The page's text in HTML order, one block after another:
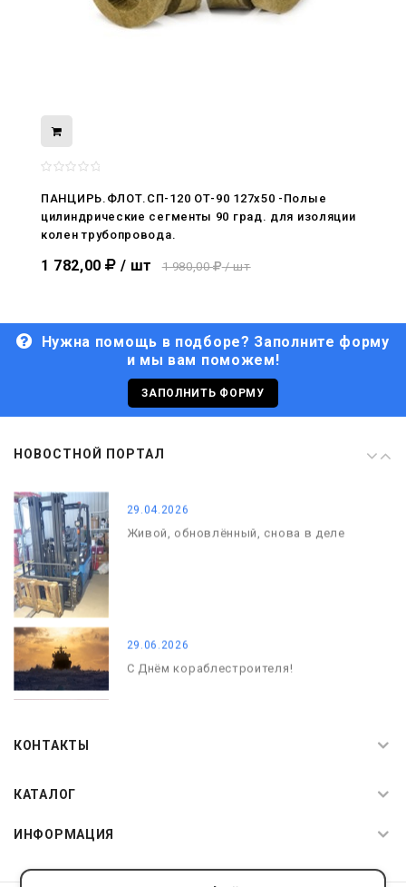
ПАНЦИРЬ.ФЛОТ.СП-120 ОТ-90 127x50 -Полые
цилиндрические сегменты 90 град. для изоляции
колен трубопровода.
1 782,00 / шт 1 980,00 / шт
Нужна помощь в подборе? Заполните форму
и мы вам поможем!
ЗАПОЛНИТЬ ФОРМУ
НОВОСТНОЙ ПОРТАЛ
нами
29.06.2026
С Днём кораблестроителя!
С Днём Победы. Память, которая с
29.04.2026
Живой, обновлённый, снова в деле
29.06.2026
С Днём кораблестроителя!
КОНТАКТЫ
КАТАЛОГ
ИНФОРМАЦИЯ